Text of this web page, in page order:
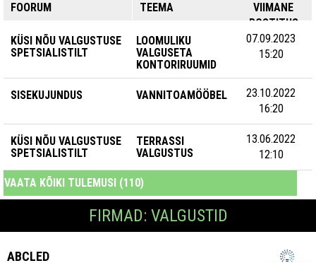
FOORUM TEEMA
VIIMANE
POSTITUS
KÜSI NÕU VALGUSTUSE
SPETSIALISTILT
LOOMULIKU
VALGUSETA
KONTORIRUUMID
07.09.2023
15:20
SISEKUJUNDUS VANNITOAMÖÖBEL
23.10.2022
16:20
KÜSI NÕU VALGUSTUSE
SPETSIALISTILT
TERRASSI
VALGUSTUS
13.06.2022
12:10
VAATA KÕIKI TULEMUSI (110)
FIRMAD: VALGUSTID
ABCLED